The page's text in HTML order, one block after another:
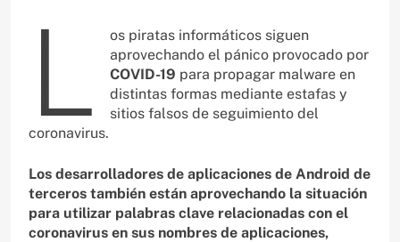
L
os piratas informáticos siguen
aprovechando el pánico provocado por
COVID-19 para propagar malware en
distintas formas mediante estafas y
sitios falsos de seguimiento del
coronavirus.
Los desarrolladores de aplicaciones de Android de
terceros también están aprovechando la situación
para utilizar palabras clave relacionadas con el
coronavirus en sus nombres de aplicaciones,